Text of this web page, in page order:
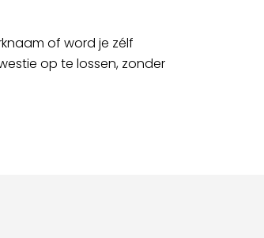
of word je zélf
op te lossen, zonder